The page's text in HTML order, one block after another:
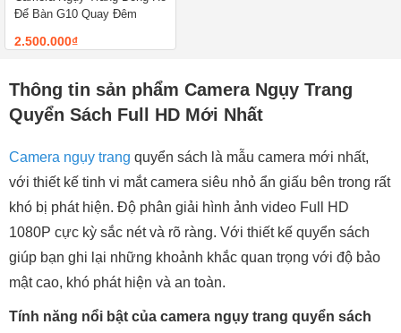
Để Bàn G10 Quay Đêm
2.500.000₫
Thông tin sản phẩm Camera Ngụy Trang
Quyển Sách Full HD Mới Nhất
Camera ngụy trang quyển sách là mẫu camera mới nhất,
với thiết kế tinh vi mắt camera siêu nhỏ ẩn giấu bên trong rất
khó bị phát hiện. Độ phân giải hình ảnh video Full HD
1080P cực kỳ sắc nét và rõ ràng. Với thiết kế quyển sách
giúp bạn ghi lại những khoảnh khắc quan trọng với độ bảo
mật cao, khó phát hiện và an toàn.
Tính năng nổi bật của camera ngụy trang quyển sách